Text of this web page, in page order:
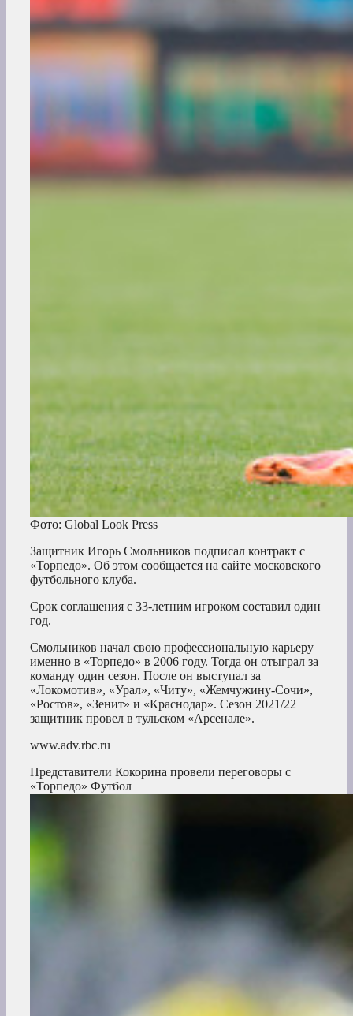
Фото: Global Look Press
Защитник Игорь Смольников подписал контракт с
«Торпедо». Об этом сообщается на сайте московского
футбольного клуба.
Срок соглашения с 33-летним игроком составил один
год.
Смольников начал свою профессиональную карьеру
именно в «Торпедо» в 2006 году. Тогда он отыграл за
команду один сезон. После он выступал за
«Локомотив», «Урал», «Читу», «Жемчужину-Сочи»,
«Ростов», «Зенит» и «Краснодар». Сезон 2021/22
защитник провел в тульском «Арсенале».
www.adv.rbc.ru
Представители Кокорина провели переговоры с
«Торпедо» Футбол